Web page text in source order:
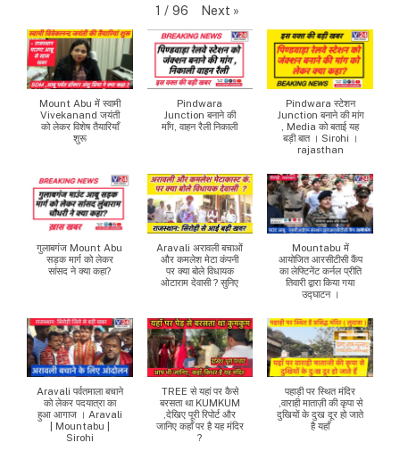
1 / 96 Next »
Mount Abu में स्वामी
Vivekanand जयंती
को लेकर विशेष तैयारियाँ
शुरू
Pindwara
Junction बनाने की
माँग, वाहन रैली निकाली
Pindwara स्टेशन
Junction बनाने की मांग
, Media को बताई यह
बड़ी बात । Sirohi ।
rajasthan
गुलाबगंज Mount Abu
सड़क मार्ग को लेकर
सांसद ने क्या कहा?
Aravali अरावली बचाओं
और कमलेश मेटा कंपनी
पर क्या बोले विधायक
ओटाराम देवासी ? सुनिए
Mountabu में
आयोजित आरसीटीसी कैंप
का लेफ्टिनेंट कर्नल प्रीति
तिवारी द्वारा किया गया
उद्घाटन ।
Aravali पर्वतमाला बचाने
को लेकर पदयात्रा का
हुआ आगाज । Aravali
| Mountabu |
Sirohi
TREE से यहां पर कैसे
बरसता था KUMKUM
,देखिए पूरी रिपोर्ट और
जानिए कहाँ पर है यह मंदिर
?
पहाड़ी पर स्थित मंदिर
,वाराही माताज़ी की कृपा से
दुखियों के दुख दूर हो जाते
है यहाँ